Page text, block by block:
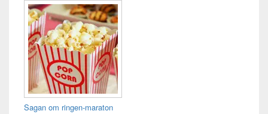
Sagan om ringen-maraton